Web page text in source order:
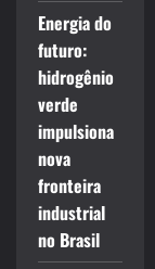
Energia do
futuro:
hidrogênio
verde
impulsiona
nova
fronteira
industrial
no Brasil